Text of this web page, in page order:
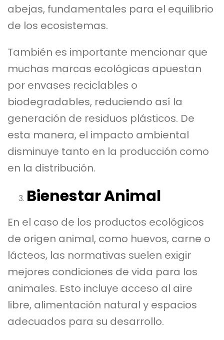
abejas, fundamentales para el equilibrio
de los ecosistemas.
También es importante mencionar que
muchas marcas ecológicas apuestan
por envases reciclables o
biodegradables, reduciendo así la
generación de residuos plásticos. De
esta manera, el impacto ambiental
disminuye tanto en la producción como
en la distribución.
Bienestar Animal
En el caso de los productos ecológicos
de origen animal, como huevos, carne o
lácteos, las normativas suelen exigir
mejores condiciones de vida para los
animales. Esto incluye acceso al aire
libre, alimentación natural y espacios
adecuados para su desarrollo.